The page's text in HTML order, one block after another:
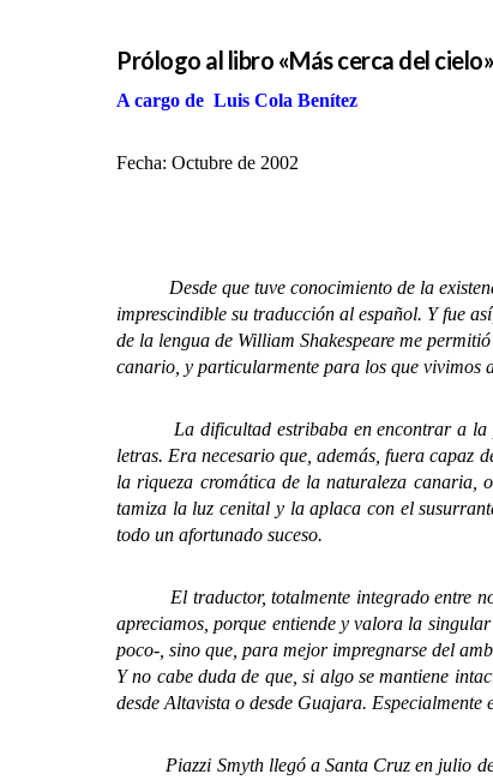
Prólogo al libro «Más cerca del
A cargo de Luis Cola Benítez
Fecha: Octubre de 2002
Desde que tuve conocimiento de la
imprescindible su traducción al español. Y fue
de la lengua de William Shakespeare me
canario, y particularmente para los que vivimos
La dificultad estribaba en encontrar a la
letras. Era necesario que, además, fuera
la riqueza cromática de la naturaleza canaria,
tamiza la luz cenital y la aplaca con el
todo un afortunado suceso.
El traductor, totalmente integrado entre
apreciamos, porque entiende y valora la
poco-, sino que, para mejor impregnarse del
Y no cabe duda de que, si algo se mantiene
desde Altavista o desde Guajara.
Piazzi Smyth llegó a Santa Cruz en julio de